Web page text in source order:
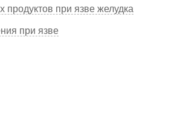
при язве желудка
при язве